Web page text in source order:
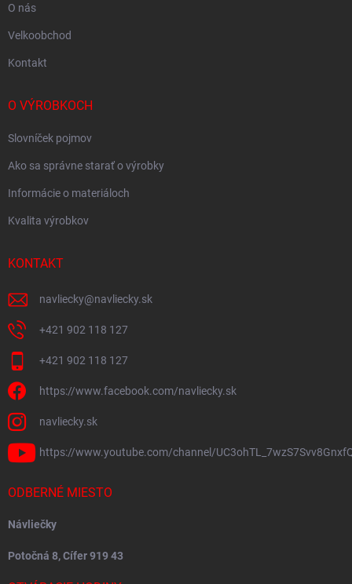
O nás
Velkoobchod
Kontakt
O VÝROBKOCH
Slovníček pojmov
Ako sa správne starať o výrobky
Informácie o materiáloch
Kvalita výrobkov
KONTAKT
navliecky@navliecky.sk
+421 902 118 127
+421 902 118 127
https://www.facebook.com/navliecky.sk
navliecky.sk
https://www.youtube.com/channel/
ODBERNÉ MIESTO
Návliečky
Potočná 8, Cífer 919 43